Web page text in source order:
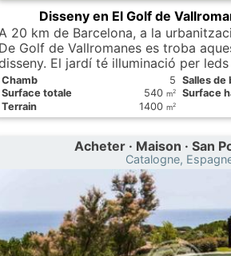
Disseny en El Golf de
20 km de Barcelona, a la
Golf de Vallromanes es troba
El jardí té illuminació per
Chamb 5 Salles de
Surface totale
540 m2 Surface
Terrain 1400 m2
Acheter · Maison · San
Catalogne,